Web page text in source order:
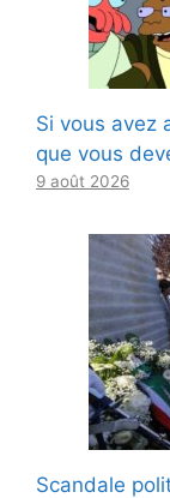
Si vous avez
que vous
9 août 2026
Scandale